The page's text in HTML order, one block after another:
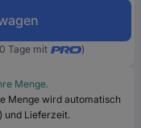
Tage mit )
Menge.
Menge wird automatisch
und Lieferzeit.